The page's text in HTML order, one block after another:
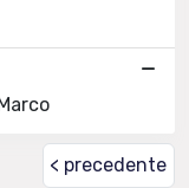
< precedente